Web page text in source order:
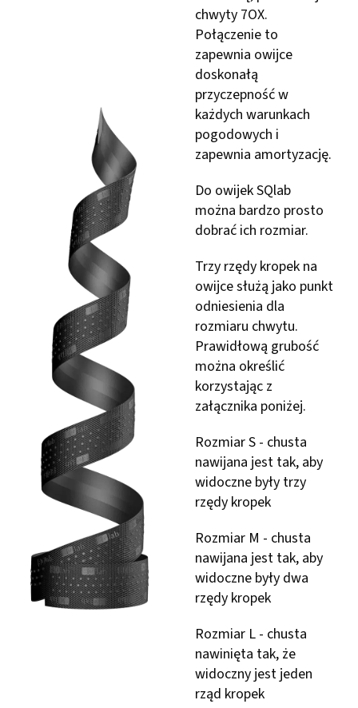
chwyty 7OX.
Połączenie to
zapewnia owijce
doskonałą
przyczepność w
każdych warunkach
pogodowych i
zapewnia amortyzację.
Do owijek SQlab
można bardzo prosto
dobrać ich rozmiar.
Trzy rzędy kropek na
owijce służą jako punkt
odniesienia dla
rozmiaru chwytu.
Prawidłową grubość
można określić
korzystając z
załącznika poniżej.
Rozmiar S - chusta
nawijana jest tak, aby
widoczne były trzy
rzędy kropek
Rozmiar M - chusta
nawijana jest tak, aby
widoczne były dwa
rzędy kropek
Rozmiar L - chusta
nawinięta tak, że
widoczny jest jeden
rząd kropek